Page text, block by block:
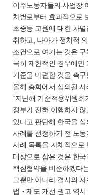
이주노동자들의 사업장
차별로부터 효과적으로
초중등 교원에 대한 차
취하고, 나아가 정치적
조건으로 여기는 것은
극히 제한적인 경우에만
기준을 마련할 것을 촉구
올해 총회에서 심의될
“지난해 기준적용위원
정부가 전혀 이행하지
있다고 판단해 한국을
사례를 선정하기 전 노
사례 목록을 자체적으로
대상으로 삼은 것은 한
핵심협약을 비준하겠다
그뿐만 아니라 결사의
법‧제도 개선 권고 역시